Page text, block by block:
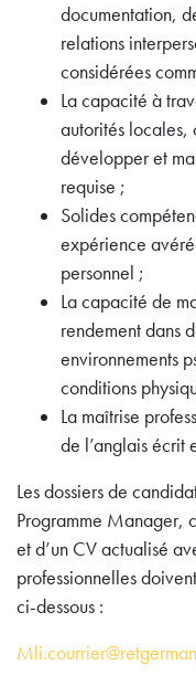
documentation,
relations
considérées
La capacité à
autorités
développer et
requise ;
Solides
expérience
personnel ;
La capacité de
rendement dans
environnements
conditions
La maîtrise
de l’anglais écrit
Les dossiers de
Programme Manager,
et d’un CV actualisé
professionnelles
ci-dessous :